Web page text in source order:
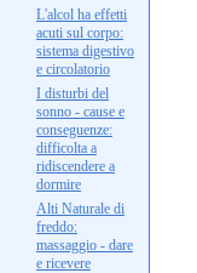
L'alcol ha effetti
acuti sul corpo:
sistema digestivo
e circolatorio
I disturbi del
sonno - cause e
conseguenze:
difficolta a
ridiscendere a
dormire
Alti Naturale di
freddo:
massaggio - dare
e ricevere